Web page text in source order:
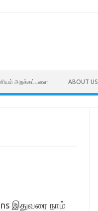
அறக்கட்டளை ABOUT US
இதுவரை நாம்